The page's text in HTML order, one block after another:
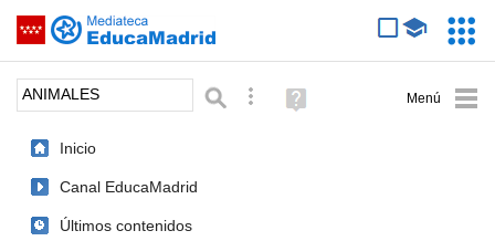
Saltar navegación
Palabra o frase: Búsqueda avanzada
Ayuda
(en
Inicio
Canal EducaMadrid
Últimos contenidos